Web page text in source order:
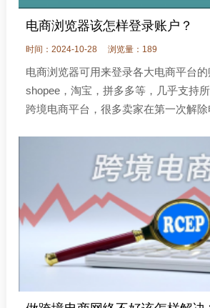
电商浏览器该怎样登录账户？
时间：2024-10-28 浏览量：189
电商浏览器可用来登录各大电商平台的
shopee，淘宝，拼多多等，几乎支持
跨境电商平台，很多卖家在第一次解